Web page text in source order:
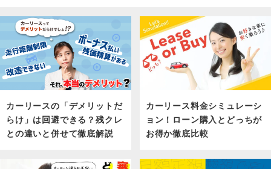
カーリースの「デメリットだ
らけ」は回避できる？残クレ
との違いと併せて徹底解説
カーリース料金シミュレーシ
ョン！ローン購入とどっちが
お得か徹底比較